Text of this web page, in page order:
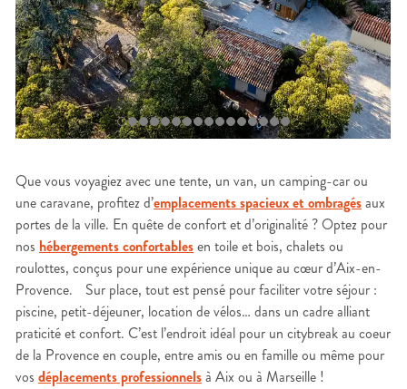
Que vous voyagiez avec une tente, un van, un camping-car ou
une caravane, profitez d’emplacements spacieux et ombragésaux
portes de la ville. En quête de confort et d’originalité ? Optez pour
nos hébergements confortablesen toile et bois, chalets ou
roulottes, conçus pour une expérience unique au cœur d’Aix-en-
Provence. Sur place, tout est pensé pour faciliter votre séjour :
piscine, petit-déjeuner, location de vélos… dans un cadre alliant
praticité et confort. C’est l’endroit idéal pour un citybreak au coeur
de la Provence en couple, entre amis ou en famille ou même pour
vos déplacements professionnelsà Aix ou à Marseille !